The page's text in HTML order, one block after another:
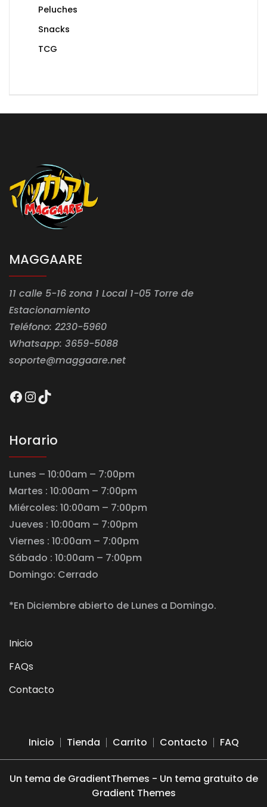
Peluches
Snacks
TCG
MAGGAARE
11 calle 5-16 zona 1 Local 1-05 Torre de
Estacionamiento
Teléfono: 2230-5960
Whatsapp: 3659-5088
soporte@maggaare.net
Facebook
Instagram
TikTok
Horario
Lunes – 10:00am – 7:00pm
Martes : 10:00am – 7:00pm
Miércoles: 10:00am – 7:00pm
Jueves : 10:00am – 7:00pm
Viernes : 10:00am – 7:00pm
Sábado : 10:00am – 7:00pm
Domingo: Cerrado
*En Diciembre abierto de Lunes a Domingo.
Inicio
FAQs
Contacto
Inicio Tienda Carrito Contacto FAQ
Un tema de GradientThemes - Un tema gratuito de
Gradient Themes